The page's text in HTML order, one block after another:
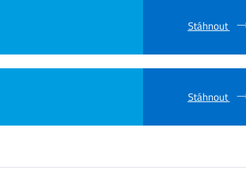
Stáhnout
Stáhnout